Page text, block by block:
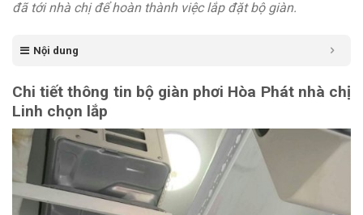
đã tới nhà chị để hoàn thành việc lắp đặt bộ giàn.
Nội dung
Chi tiết thông tin bộ giàn phơi Hòa Phát nhà chị
Linh chọn lắp